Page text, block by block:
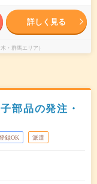
詳しく見る
・群馬エリア）
部品の発注・
録OK 派遣